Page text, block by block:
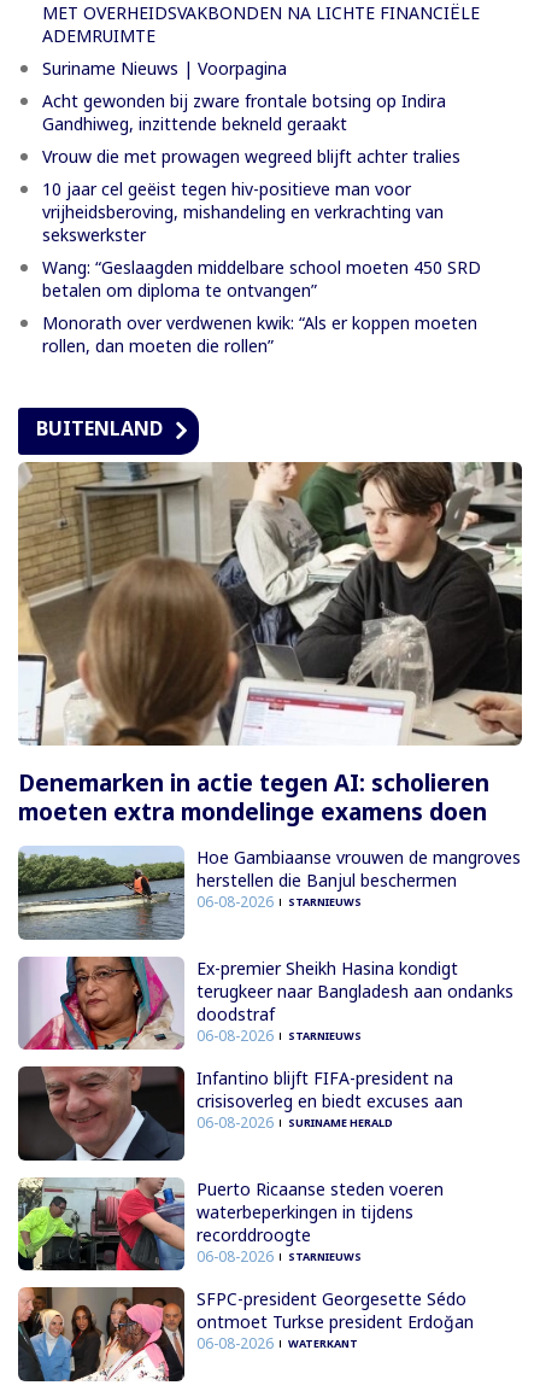
MET OVERHEIDSVAKBONDEN NA LICHTE FINANCIËLE
ADEMRUIMTE
Suriname Nieuws | Voorpagina
Acht gewonden bij zware frontale botsing op Indira
Gandhiweg, inzittende bekneld geraakt
Vrouw die met prowagen wegreed blijft achter tralies
10 jaar cel geëist tegen hiv-positieve man voor
vrijheidsberoving, mishandeling en verkrachting van
sekswerkster
Wang: “Geslaagden middelbare school moeten 450 SRD
betalen om diploma te ontvangen”
Monorath over verdwenen kwik: “Als er koppen moeten
rollen, dan moeten die rollen”
BUITENLAND
Denemarken in actie tegen AI: scholieren
moeten extra mondelinge examens doen
Hoe Gambiaanse vrouwen de mangroves
herstellen die Banjul beschermen
06-08-2026 STARNIEUWS
Ex-premier Sheikh Hasina kondigt
terugkeer naar Bangladesh aan ondanks
doodstraf
06-08-2026 STARNIEUWS
Infantino blijft FIFA-president na
crisisoverleg en biedt excuses aan
06-08-2026 SURINAME HERALD
Puerto Ricaanse steden voeren
waterbeperkingen in tijdens
recorddroogte
06-08-2026 STARNIEUWS
SFPC-president Georgesette Sédo
ontmoet Turkse president Erdoğan
06-08-2026 WATERKANT